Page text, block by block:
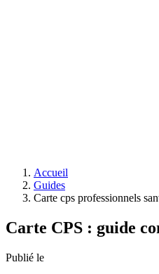
Accueil
Guides
Carte cps professionnels
Carte CPS : guide
Publié le